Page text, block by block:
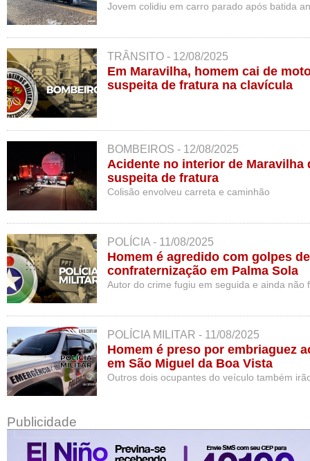
Jovem colidiu em carro parado após batida
TRÂNSITO - 12/08/2025
Em Maravilha, homem cai de
suspeita de fratura na clavícula
BOMBEIROS - 12/08/2025
Acidente no interior de
suspeita de fratura
Colisão envolveu carreta e caminhão
POLÍCIA - 11/08/2025
Homem é agredido com golpes
confraternização em Palma Sola
Autor do crime fugiu em seguida e ainda não
POLÍCIA MILITAR - 11/08/2025
Homem é preso por embriaguez
em São Miguel da Boa Vista
Outros dois ocupantes do veículo também
Publicidade